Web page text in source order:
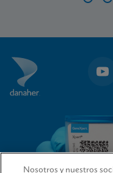
19
Nosotros y nuestros